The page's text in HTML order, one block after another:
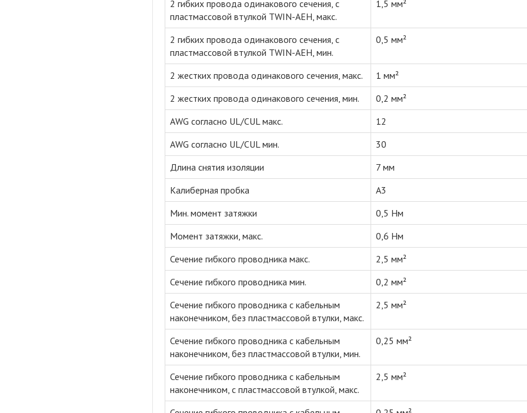
2 гибких провода одинакового сечения, с
пластмассовой втулкой TWIN-AEH, макс.
1,5 мм²
2 гибких провода одинакового сечения, с
пластмассовой втулкой TWIN-AEH, мин.
0,5 мм²
2 жестких провода одинакового сечения, макс.
1 мм²
2 жестких провода одинакового сечения, мин.
0,2 мм²
AWG согласно UL/CUL макс.
12
AWG согласно UL/CUL мин.
30
Длина снятия изоляции
7 мм
Калиберная пробка
A3
Мин. момент затяжки
0,5 Нм
Момент затяжки, макс.
0,6 Нм
Сечение гибкого проводника макс.
2,5 мм²
Сечение гибкого проводника мин.
0,2 мм²
Сечение гибкого проводника с кабельным
наконечником, без пластмассовой втулки, макс.
2,5 мм²
Сечение гибкого проводника с кабельным
наконечником, без пластмассовой втулки, мин.
0,25 мм²
Сечение гибкого проводника с кабельным
наконечником, с пластмассовой втулкой, макс.
2,5 мм²